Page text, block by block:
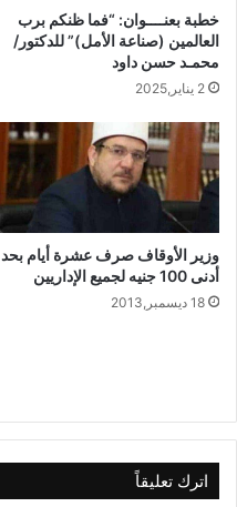
خطبة بعنــــوان: “فما ظنكم برب
العالمين (صناعة الأمل)” للدكتور/
محمـد حسن داود
2 يناير,2025
وزير الأوقاف صرف عشرة أيام بحد
أدنى 100 جنيه لجميع الإداريين
18 ديسمبر,2013
اترك تعليقاً